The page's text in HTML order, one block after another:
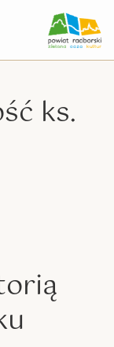
ks.